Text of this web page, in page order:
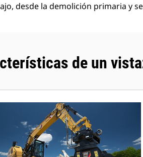
desde la demolición primaria y
de un